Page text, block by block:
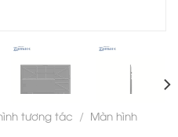
tương tác / Màn hình